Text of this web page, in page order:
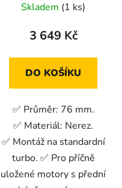
Skladem (1 ks)
3 649 Kč
DO KOŠÍKU
✅ Průměr: 76 mm.
✅ Materiál: Nerez.
✅ Montáž na standardní
turbo. ✅ Pro příčně
uložené motory s přední